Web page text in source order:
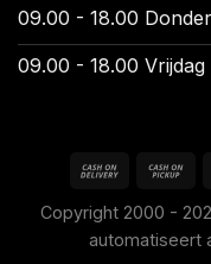
09.00 - 18.00
09.00 - 18.00 Vrijdag
Copyright 2000 -
automatiseert